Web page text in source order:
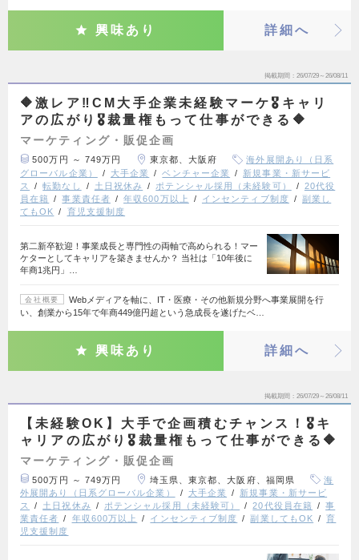
興味あり 詳細へ
掲載期間 26/07/29～26/08/11
🔶激レア‼️CM大手企業未経験マーケ🎖️キャリ
アの広がり🎖️裁量権もって仕事ができる🔶
マーケティング・販促企画
500万円 ～ 749万円 東京都、大阪府
海外展開あり（日系
グローバル企業）
大手企業 ベンチャー企業
新規事業・新サービ
ス
転勤なし 土日祝休み ポテンシャル採用（未経験可）
20代役
員在籍
事業責任者 年収600万以上 インセンティブ制度
副業し
てもOK
育児支援制度
第二新卒歓迎！事業成長と専門性の両軸で高められる！マー
ケターとしてキャリアを築きませんか？ 当社は「10年後に
年商1兆円」…
会社概要
Webメディアを軸に、IT・医療・その他新規分野へ事業展開を行
い、創業から15年で年商449億円超という急成長を遂げたベ…
興味あり 詳細へ
掲載期間 26/07/29～26/08/11
【未経験OK】大手で企画積むチャンス！🎖️キ
ャリアの広がり🎖️裁量権もって仕事ができる🔶
マーケティング・販促企画
500万円 ～ 749万円 埼玉県、東京都、大阪府、福岡県
海
外展開あり（日系グローバル企業）
大手企業
新規事業・新サービ
ス
土日祝休み ポテンシャル採用（未経験可） 20代役員在籍
事
業責任者
年収600万以上 インセンティブ制度 副業してもOK
育
児支援制度